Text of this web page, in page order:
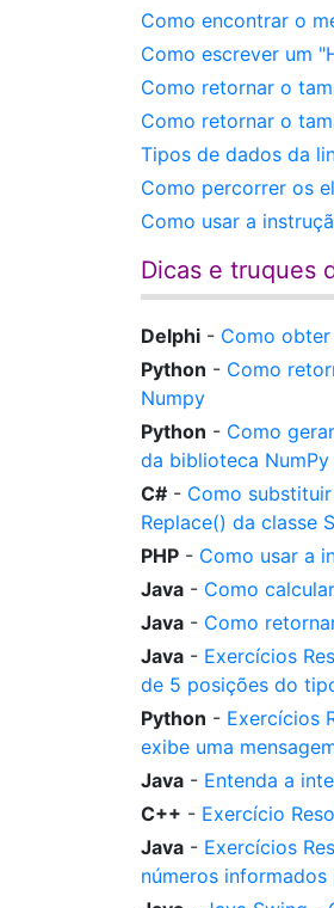
Como encontrar o
Como escrever um
Como retornar o
Como retornar o
Tipos de dados da
Como percorrer os
Como usar a
Dicas e truques
Delphi - Como
Python - Como
Numpy
Python - Como
da biblioteca
C# - Como
Replace() da classe
PHP - Como usar a
Java - Como
Java - Como
Java - Exercícios
de 5 posições do
Python - Exercícios
exibe uma
Java - Entenda a
C++ - Exercício
Java - Exercícios
números